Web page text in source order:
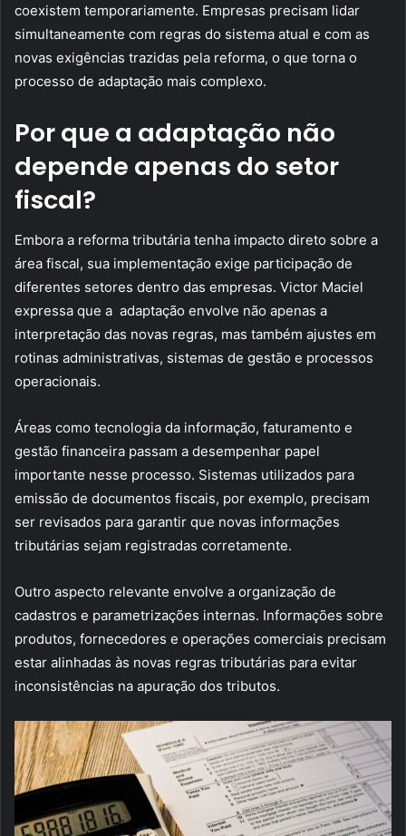
coexistem temporariamente. Empresas precisam lidar
simultaneamente com regras do sistema atual e com as
novas exigências trazidas pela reforma, o que torna o
processo de adaptação mais complexo.
Por que a adaptação não
depende apenas do setor
fiscal?
Embora a reforma tributária tenha impacto direto sobre a
área fiscal, sua implementação exige participação de
diferentes setores dentro das empresas. Victor Maciel
expressa que a adaptação envolve não apenas a
interpretação das novas regras, mas também ajustes em
rotinas administrativas, sistemas de gestão e processos
operacionais.
Áreas como tecnologia da informação, faturamento e
gestão financeira passam a desempenhar papel
importante nesse processo. Sistemas utilizados para
emissão de documentos fiscais, por exemplo, precisam
ser revisados para garantir que novas informações
tributárias sejam registradas corretamente.
Outro aspecto relevante envolve a organização de
cadastros e parametrizações internas. Informações sobre
produtos, fornecedores e operações comerciais precisam
estar alinhadas às novas regras tributárias para evitar
inconsistências na apuração dos tributos.